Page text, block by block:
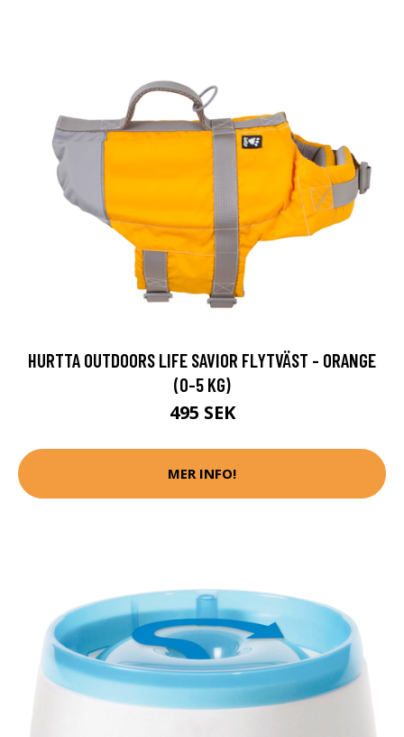
HURTTA OUTDOORS LIFE SAVIOR FLYTVÄST - ORANGE
(0-5 KG)
495 SEK
MER INFO!